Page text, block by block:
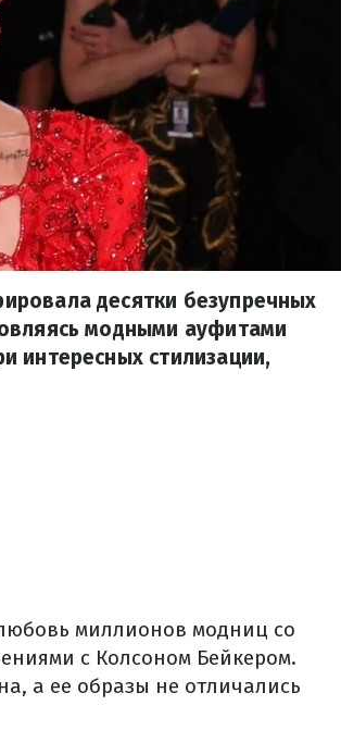
десятки безупречных
модными ауфитами
интересных стилизации,
миллионов модниц со
с Колсоном Бейкером.
а ее образы не отличались